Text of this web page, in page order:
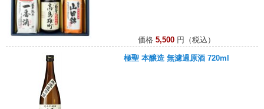
価格 5,500円（税込）
極聖 本醸造 無濾過原酒 720ml